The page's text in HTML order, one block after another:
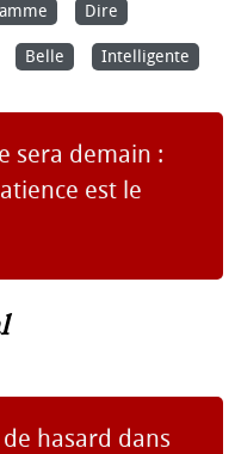
Dire
Belle Intelligente
sera demain :
est le
hasard dans